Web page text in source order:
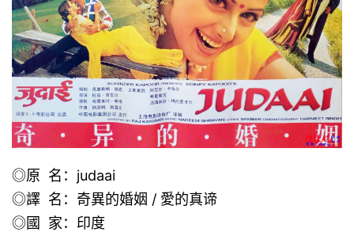
◎原 名：judaai
◎譯 名：奇異的婚姻 / 愛的真谛
◎國 家：印度